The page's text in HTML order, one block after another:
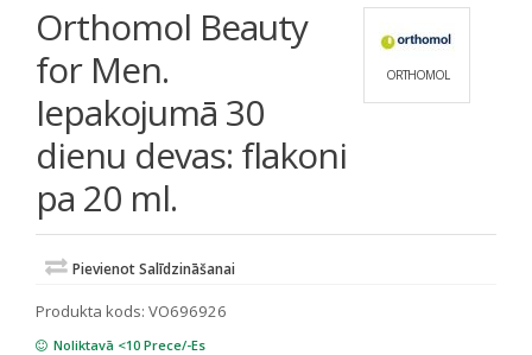
Orthomol Beauty
for Men.
Iepakojumā 30
dienu devas: flakoni
pa 20 ml.
ORTHOMOL
Pievienot Salīdzināšanai
Produkta kods: VO696926
Noliktavā <10 Prece/-Es